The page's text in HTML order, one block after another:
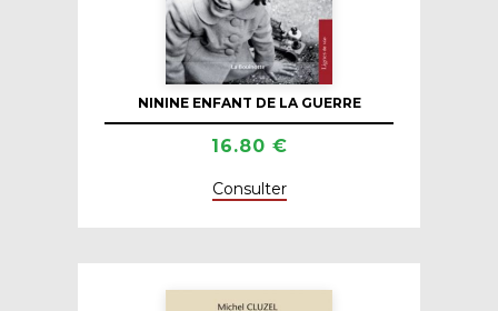
NININE ENFANT DE LA GUERRE
16.80 €
Consulter